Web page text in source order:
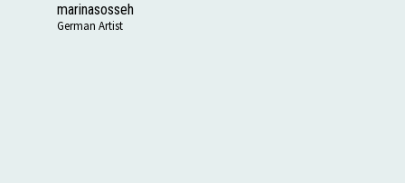
marinasosseh
German Artist